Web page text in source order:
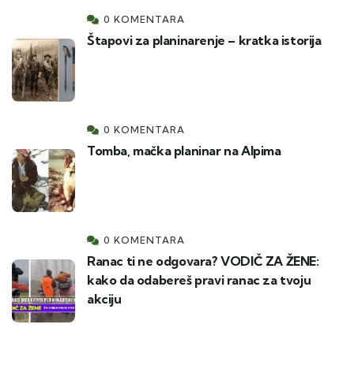
0 KOMENTARA
Štapovi za planinarenje – kratka istorija
0 KOMENTARA
Tomba, mačka planinar na Alpima
0 KOMENTARA
Ranac ti ne odgovara? VODIČ ZA ŽENE:
kako da odabereš pravi ranac za tvoju
akciju